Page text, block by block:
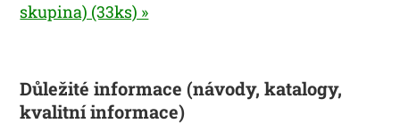
skupina) (33ks) »
Důležité informace (návody, katalogy,
kvalitní informace)